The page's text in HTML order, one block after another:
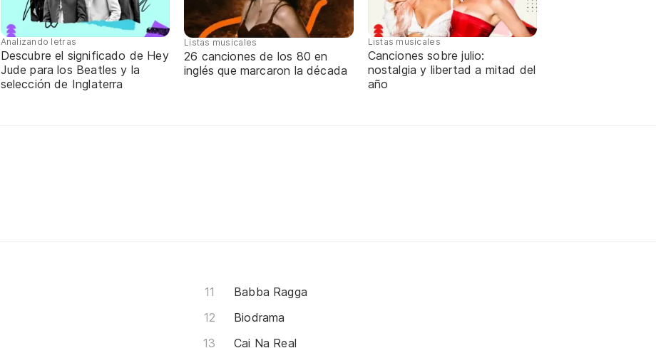
Analizando letras
Descubre el significado de Hey
Jude para los Beatles y la
selección de Inglaterra
Listas musicales
26 canciones de los 80 en
inglés que marcaron la década
Listas musicales
Canciones sobre julio:
nostalgia y libertad a mitad del
año
Babba Ragga
Biodrama
Cai Na Real